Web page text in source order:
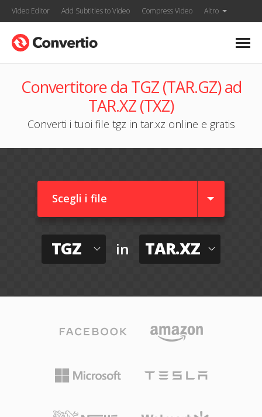
Video Editor Add Subtitles to Video Compress Video Altro
Convertitore da TGZ (TAR.GZ) ad
TAR.XZ (TXZ)
Converti i tuoi file tgz in tar.xz online e gratis
Scegli i file
TGZ in TAR.XZ